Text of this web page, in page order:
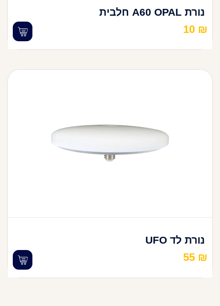
נורת A60 OPAL חלבית
10 ₪
נורת לד UFO
55 ₪